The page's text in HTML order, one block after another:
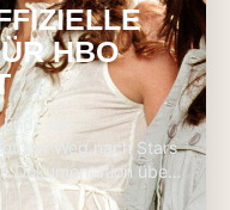
HBO
der
der Weg nach Stars
Dokumentation über